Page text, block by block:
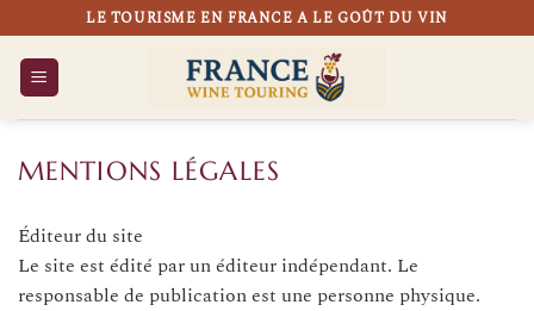
au
contenu
LE TOURISME EN FRANCE A LE GOÛT DU VIN
MENTIONS LÉGALES
Éditeur du site
Le site est édité par un éditeur indépendant. Le
responsable de publication est une personne physique.